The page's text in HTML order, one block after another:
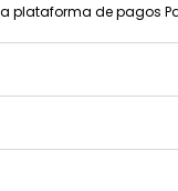
plataforma de pagos